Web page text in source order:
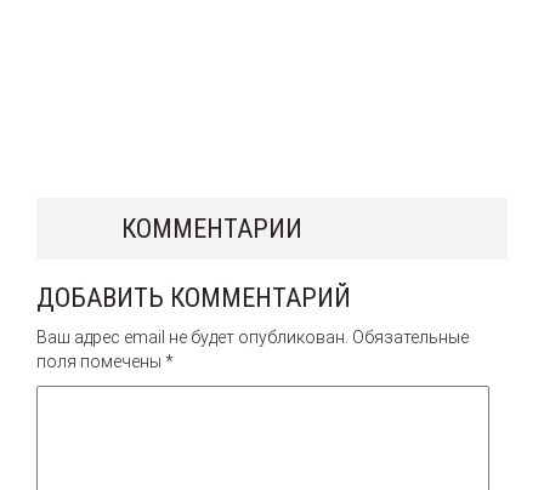
КОММЕНТАРИИ
ДОБАВИТЬ КОММЕНТАРИЙ
Ваш адрес email не будет опубликован. Обязательные
поля помечены *